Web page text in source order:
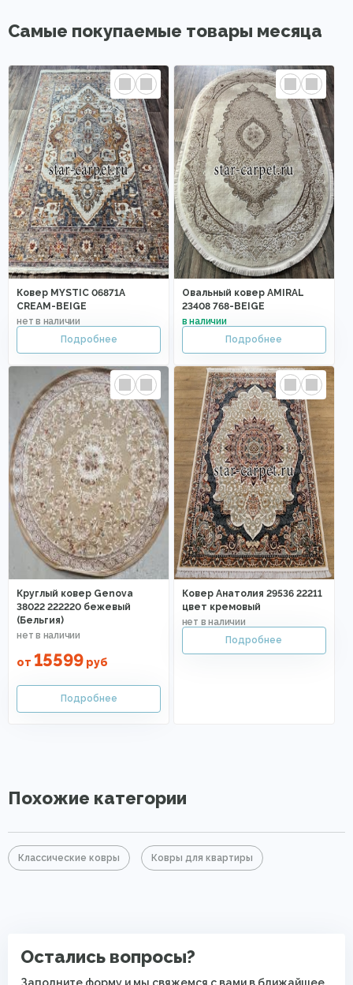
Самые покупаемые товары месяца
Ковер MYSTIC 06871A
CREAM-BEIGE
Овальный ковер AMIRAL
23408 768-BEIGE
Круглый ковер Genova
38022 222220 бежевый
(Бельгия)
от 15599 руб
Ковер Анатолия 29536 22211
цвет кремовый
Похожие категории
Классические ковры Ковры для квартиры
Остались вопросы?